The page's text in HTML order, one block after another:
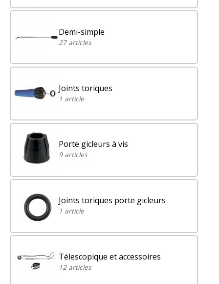
Demi-simple
27 articles
Joints toriques
1 article
Porte gicleurs à vis
9 articles
Joints toriques porte gicleurs
1 article
Télescopique et accessoires
12 articles